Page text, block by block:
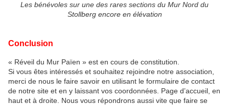
Les bénévoles sur une des rares sections du Mur Nord du
Stollberg encore en élévation
Conclusion
« Réveil du Mur Païen » est en cours de constitution.
Si vous êtes intéressés et souhaitez rejoindre notre association,
merci de nous le faire savoir en utilisant le formulaire de contact
de notre site et en y laissant vos coordonnées. Page d’accueil, en
haut et à droite. Nous vous répondrons aussi vite que faire se